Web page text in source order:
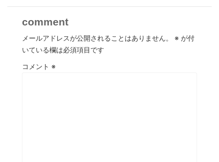
comment
メールアドレスが公開されることはありません。 ※ が付
いている欄は必須項目です
コメント ※